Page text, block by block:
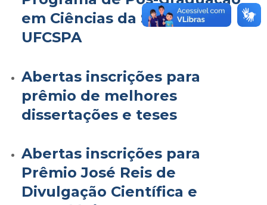
em Ciências da Saúde da
UFCSPA
Abertas inscrições para
prêmio de melhores
dissertações e teses
Abertas inscrições para
Prêmio José Reis de
Divulgação Científica e